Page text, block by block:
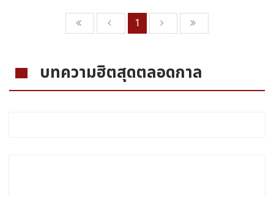
1
บทความฮิตสุดตลอดกาล